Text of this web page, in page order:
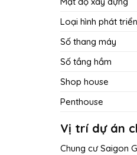
Loại hình phát triển
Số thang máy
Số tầng hầm
Shop house
Penthouse
Vị trí dự án
Chung cư Saigon